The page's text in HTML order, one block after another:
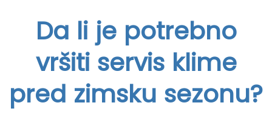
Da li je potrebno
vršiti servis klime
pred zimsku sezonu?